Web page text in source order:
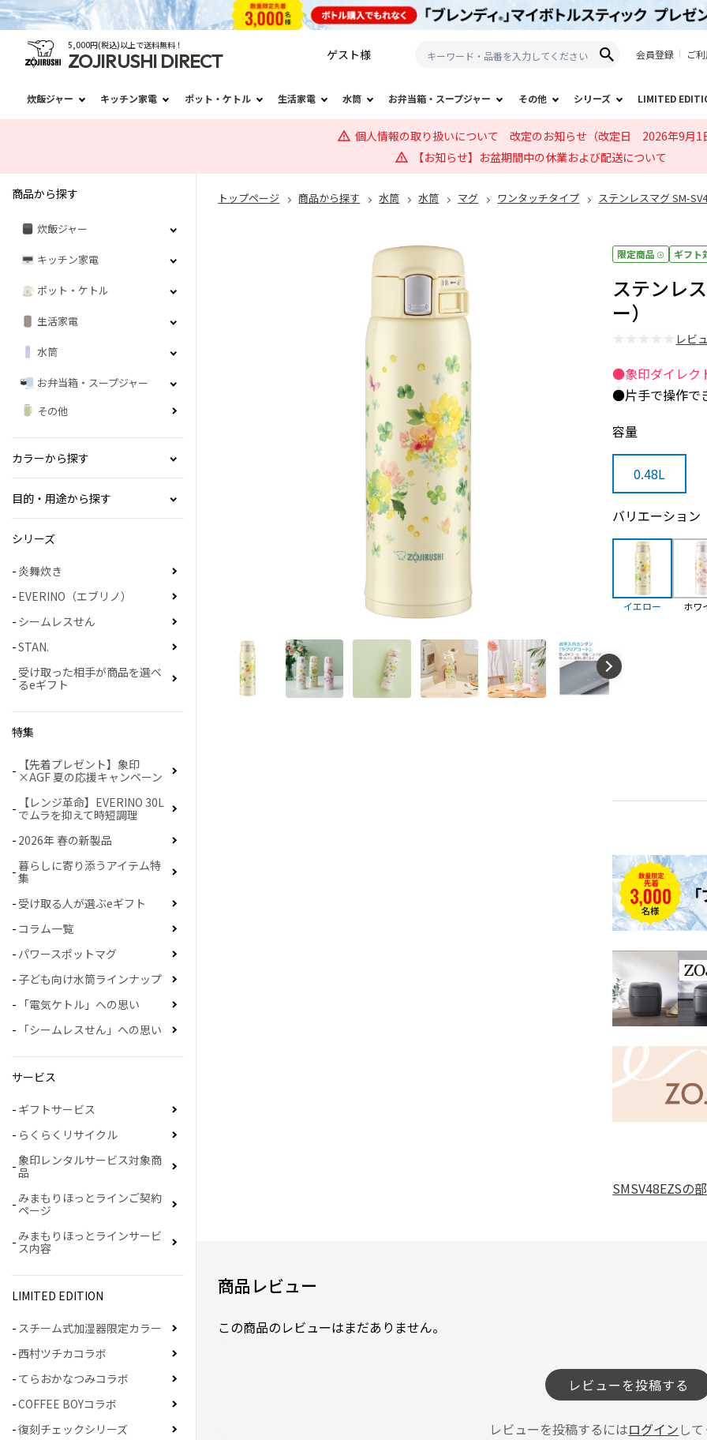
5,000円(税込)以上で送料無料！
ZOJIRUSHI DIRECT ゲスト様 会員登録 ご
炊飯ジャー キッチン家電 ポット・ケトル 生活家電 水筒 お弁当箱・スープジャー その他 シリーズ LIMITED
個人情報の取り扱いについて 改定のお知らせ（改定日 2026年9月1
【お知らせ】お盆期間中の休業および配送について
トップページ 商品から探す 水筒 水筒 マグ ワンタッチタイプ ステンレスマグ SM-
限定商品 ギフト
ステンレ
ー）
レビ
●象印ダイレク
●片手で操作で
容量
0.48L
バリエーション
イエロー ホワ
SMSV48EZSの
商品レビュー
この商品のレビューはまだありません。
レビューを投稿する
レビューを投稿するにはログイン し
商品から探す
炊飯ジャー
キッチン家電
ポット・ケトル
生活家電
水筒
お弁当箱・スープジャー
その他
カラーから探す
目的・用途から探す
シリーズ
炎舞炊き
EVERINO（エブリノ）
シームレスせん
STAN.
受け取った相手が商品を選べ
るeギフト
特集
【先着プレゼント】象印
×AGF 夏の応援キャンペーン
【レンジ革命】EVERINO 30L
でムラを抑えて時短調理
2026年 春の新製品
暮らしに寄り添うアイテム特
集
受け取る人が選ぶeギフト
コラム一覧
パワースポットマグ
子ども向け水筒ラインナップ
「電気ケトル」への思い
「シームレスせん」への思い
サービス
ギフトサービス
らくらくリサイクル
象印レンタルサービス対象商
品
みまもりほっとラインご契約
ページ
みまもりほっとラインサービ
ス内容
LIMITED EDITION
スチーム式加湿器限定カラー
西村ツチカコラボ
てらおかなつみコラボ
COFFEE BOYコラボ
復刻チェックシリーズ